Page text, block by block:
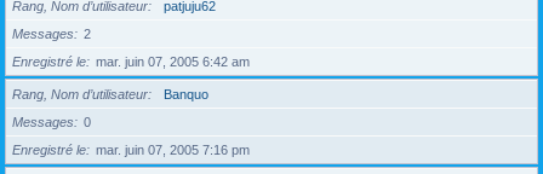
Rang, Nom d’utilisateur
patjuju62
Messages
2
Enregistré le
mar. juin 07, 2005 6:42 am
Rang, Nom d’utilisateur
Banquo
Messages
0
Enregistré le
mar. juin 07, 2005 7:16 pm